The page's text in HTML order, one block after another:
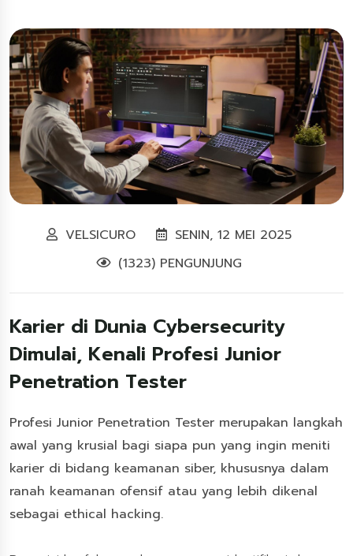
VELSICURO
SENIN, 12 MEI 2025
(1323) PENGUNJUNG
Karier di Dunia Cybersecurity
Dimulai, Kenali Profesi Junior
Penetration Tester
Profesi Junior Penetration Tester merupakan langkah
awal yang krusial bagi siapa pun yang ingin meniti
karier di bidang keamanan siber, khususnya dalam
ranah keamanan ofensif atau yang lebih dikenal
sebagai ethical hacking.